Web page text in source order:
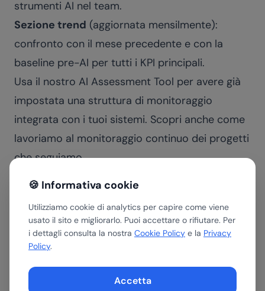
🍪 Informativa cookie
Utilizziamo cookie di analytics per capire come viene
usato il sito e migliorarlo. Puoi accettare o rifiutare. Per
i dettagli consulta la nostra Cookie Policy e la Privacy
Policy.
Accetta
strumenti AI nel team.
Sezione trend (aggiornata mensilmente):
confronto con il mese precedente e con la
baseline pre-AI per tutti i KPI principali.
Usa il nostro AI Assessment Tool per avere già
impostata una struttura di monitoraggio
integrata con i tuoi sistemi. Scopri anche come
lavoriamo al monitoraggio continuo dei progetti
che seguiamo.
Frequenza di revisione
stessa frequenza.
Le metriche operative si monitorano in tempo
reale o quotidianamente: servono per
identificare subito se qualcosa non funziona